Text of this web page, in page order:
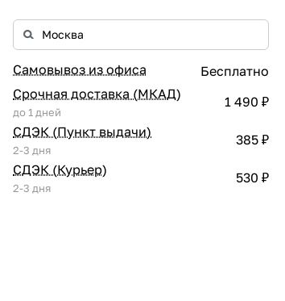
Самовывоз из офиса
Бесплатно
Срочная доставка (МКАД)
до 1 дней
1 490 ₽
СДЭК (Пункт выдачи)
2-3 дня
385 ₽
СДЭК (Курьер)
2-3 дня
530 ₽